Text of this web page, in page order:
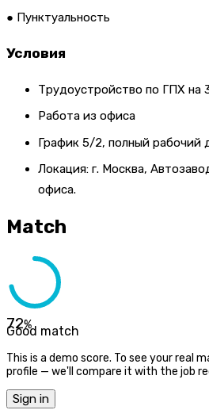
● Пунктуальность
Условия
Трудоустройство по ГПХ на
Работа из офиса
График 5/2, полный рабочий
Локация: г. Москва,
офиса.
Match
72%
Good match
This is a demo score. To see your real
profile — we'll compare it with the job
Sign in